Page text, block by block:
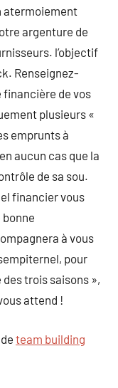
atermoiement
argenture de
l’objectif
Renseignez-
financière de vos
plusieurs «
emprunts à
aucun cas que la
de sa sou.
financier vous
à vous
pour
trois saisons »,
attend !
team building